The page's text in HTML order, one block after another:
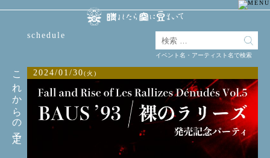
これからの予定
schedule
2024/01/30(火)
イベント名・アーティスト名で検索